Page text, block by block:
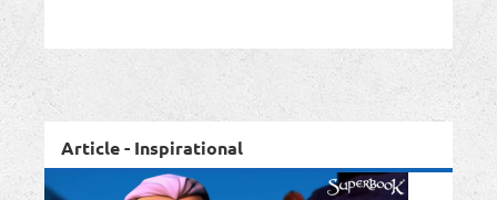
Article - Inspirational